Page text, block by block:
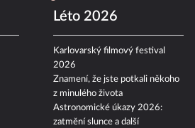
Léto 2026
Karlovarský filmový festival
2026
Znamení, že jste potkali někoho
z minulého života
Astronomické úkazy 2026:
zatmění slunce a další